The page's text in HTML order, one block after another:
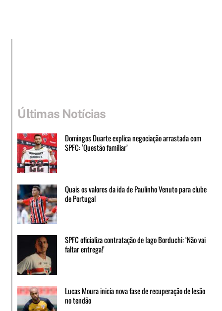
Últimas Notícias
Domingos Duarte explica negociação arrastada com
SPFC: ‘Questão familiar’
Quais os valores da ida de Paulinho Venuto para clube
de Portugal
SPFC oficializa contratação de Iago Borduchi: ‘Não vai
faltar entrega!’
Lucas Moura inicia nova fase de recuperação de lesão
no tendão